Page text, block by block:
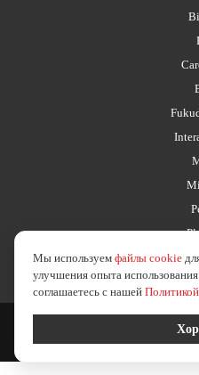
политика в
Мы используем файлы cookie
улучшения опыта
соглашаетесь с нашей